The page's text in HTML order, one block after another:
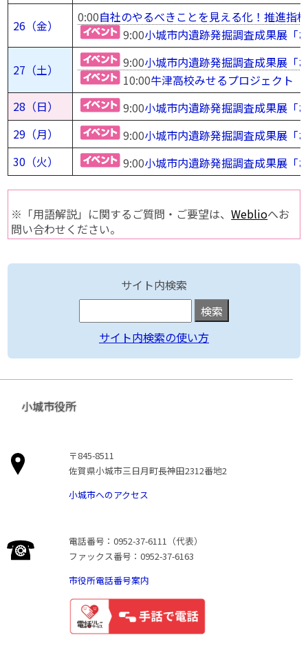
26（金）
0:00自社のやるべきことを見える化！推進指
9:00小城市内遺跡発掘調査成果展「
27（土） 9:00小城市内遺跡発掘調査成果展「
10:00牛津高校みせるプロジェクト
28（日）
9:00小城市内遺跡発掘調査成果展「
29（月）
9:00小城市内遺跡発掘調査成果展「
30（火）
9:00小城市内遺跡発掘調査成果展「
※「用語解説」に関するご質問・ご要望は、Weblioへお
問い合わせください。
サイト内検索
サイト内検索の使い方
小城市役所
〒845-8511
佐賀県小城市三日月町長神田2312番地2
小城市へのアクセス
電話番号：0952-37-6111（代表）
ファックス番号：0952-37-6163
市役所電話番号案内